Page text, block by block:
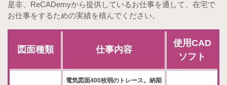
是非、ReCADemyから提供しているお仕事を通して、在宅で
お仕事をするための実績を積んでください。
図面種類 仕事内容
使用CAD
ソフト
電気図面400枚弱のトレース。納期